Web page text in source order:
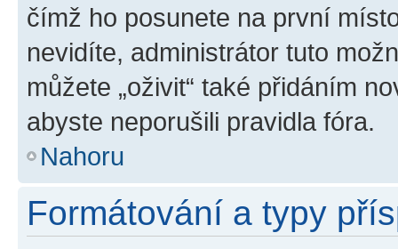
čímž ho posunete na první
nevidíte, administrátor tuto
můžete „oživit“ také přidáním
abyste neporušili pravidla fóra.
Nahoru
Formátování a typy